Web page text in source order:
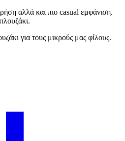
αλλά και πιο casual εμφάνιση.
για τους μικρούς μας φίλους.